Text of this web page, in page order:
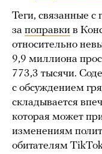
Теги, связанные
за поправки в
относительно
9,9 миллиона
773,3 тысячи.
с обсуждением
складывается
которая может
изменениям
обитателям